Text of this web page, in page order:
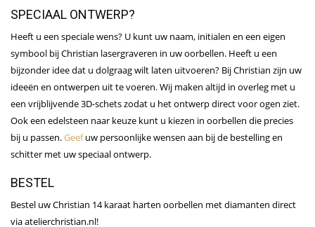
SPECIAAL ONTWERP?
Heeft u een speciale wens? U kunt uw naam, initialen en een eigen
symbool bij Christian lasergraveren in uw oorbellen. Heeft u een
bijzonder idee dat u dolgraag wilt laten uitvoeren? Bij Christian zijn uw
ideeën en ontwerpen uit te voeren. Wij maken altijd in overleg met u
een vrijblijvende 3D-schets zodat u het ontwerp direct voor ogen ziet.
Ook een edelsteen naar keuze kunt u kiezen in oorbellen die precies
bij u passen.Geefuw persoonlijke wensen aan bij de bestelling en
schitter met uw speciaal ontwerp.
BESTEL
Bestel uw Christian 14 karaat harten oorbellen met diamanten direct
via atelierchristian.nl!